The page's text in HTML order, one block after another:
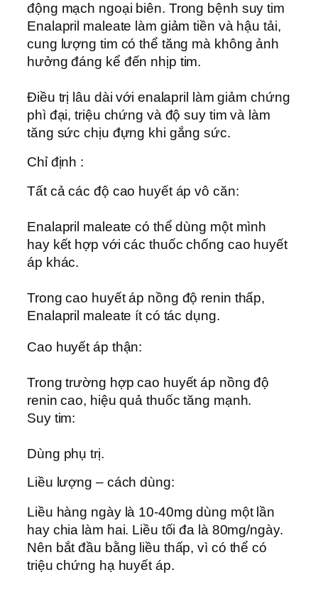
động mạch ngoại biên. Trong bệnh suy tim
Enalapril maleate làm giảm tiền và hậu tải,
cung lượng tim có thể tăng mà không ảnh
hưởng đáng kể đến nhịp tim.
Ðiều trị lâu dài với enalapril làm giảm chứng
phì đại, triệu chứng và độ suy tim và làm
tăng sức chịu đựng khi gắng sức.
Chỉ định :
Tất cả các độ cao huyết áp vô căn:
Enalapril maleate có thể dùng một mình
hay kết hợp với các thuốc chống cao huyết
áp khác.
Trong cao huyết áp nồng độ renin thấp,
Enalapril maleate ít có tác dụng.
Cao huyết áp thận:
Trong trường hợp cao huyết áp nồng độ
renin cao, hiệu quả thuốc tăng mạnh.
Suy tim:
Dùng phụ trị.
Liều lượng – cách dùng:
Liều hàng ngày là 10-40mg dùng một lần
hay chia làm hai. Liều tối đa là 80mg/ngày.
Nên bắt đầu bằng liều thấp, vì có thể có
triệu chứng hạ huyết áp.